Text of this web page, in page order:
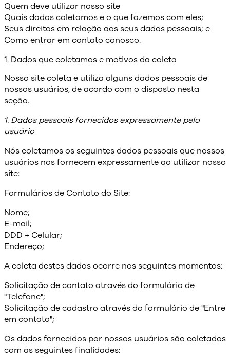
Quem deve utilizar nosso site
Quais dados coletamos e o que fazemos com eles;
Seus direitos em relação aos seus dados pessoais; e
Como entrar em contato conosco.
1. Dados que coletamos e motivos da coleta
Nosso site coleta e utiliza alguns dados pessoais de
nossos usuários, de acordo com o disposto nesta
seção.
1. Dados pessoais fornecidos expressamente pelo
usuário
Nós coletamos os seguintes dados pessoais que nossos
usuários nos fornecem expressamente ao utilizar nosso
site:
Formulários de Contato do Site:
Nome;
E-mail;
DDD + Celular;
Endereço;
A coleta destes dados ocorre nos seguintes momentos:
Solicitação de contato através do formulário de
"Telefone";
Solicitação de cadastro através do formulário de "Entre
em contato";
Os dados fornecidos por nossos usuários são coletados
com as seguintes finalidades: